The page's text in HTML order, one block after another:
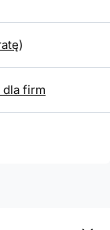
)
dla firm